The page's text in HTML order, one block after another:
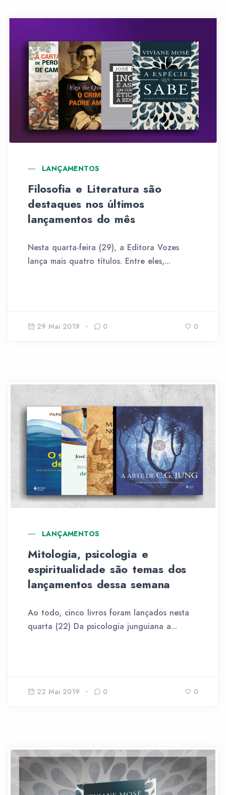
LANÇAMENTOS
Filosofia e Literatura são
destaques nos últimos
lançamentos do mês
Nesta quarta-feira (29), a Editora Vozes
lança mais quatro títulos. Entre eles,...
29 Mai 2019 0 0
LANÇAMENTOS
Mitologia, psicologia e
espiritualidade são temas dos
lançamentos dessa semana
Ao todo, cinco livros foram lançados nesta
quarta (22) Da psicologia junguiana a...
22 Mai 2019 0 0